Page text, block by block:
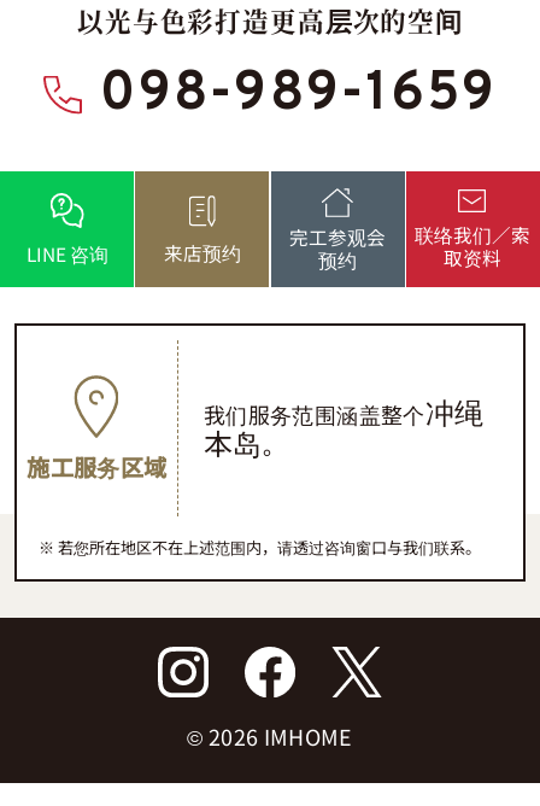
以光与色彩打造更高层次的空间
098-989-1659
LINE 咨询 来店预约
完工参观会
预约
联络我们／索
取资料
施工服务区域
我们服务范围涵盖整个冲绳
本岛。
若您所在地区不在上述范围内，请透过咨询窗口与我们联系。
© 2026 IMHOME